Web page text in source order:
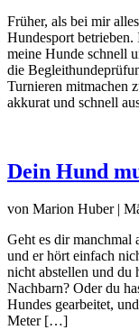
Früher, als bei mir
Hundesport betrieben.
meine Hunde schnell
die
Turnieren mitmachen
akkurat und schnell
Dein Hund
von Marion Huber |
Geht es dir manchmal
und er hört einfach
nicht abstellen und du
Nachbarn? Oder du
Hundes gearbeitet,
Meter […]